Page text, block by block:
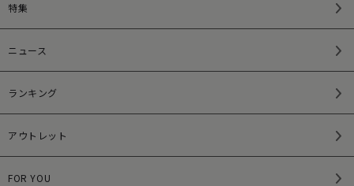
特集
ニュース
ランキング
アウトレット
FOR YOU